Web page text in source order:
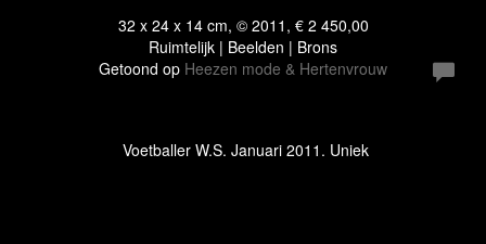
32 x 24 x 14 cm, © 2011, € 2 450,00
Ruimtelijk | Beelden | Brons
Getoond op Heezen mode & Hertenvrouw
Voetballer W.S. Januari 2011. Uniek